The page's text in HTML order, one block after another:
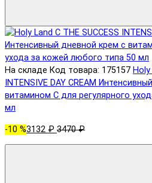
На складе Код товара: 175157 Holy
INTENSIVE DAY CREAM
витамином С для регулярного
мл
-10 %3132 ₽ 3470 ₽